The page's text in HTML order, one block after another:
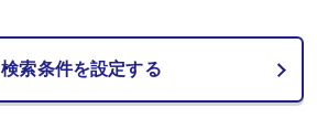
検索条件を設定する